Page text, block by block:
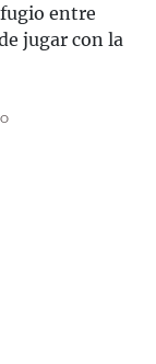
entre
jugar con la